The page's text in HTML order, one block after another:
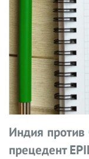
Индия
прецедент